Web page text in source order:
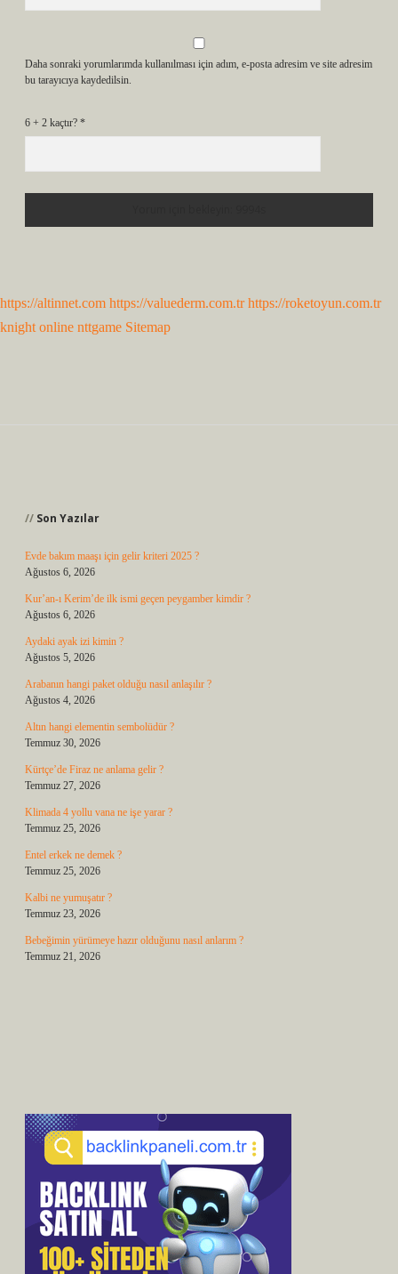
Daha sonraki yorumlarımda kullanılması için adım, e-posta adresim ve site adresim
bu tarayıcıya kaydedilsin.
6 + 2 kaçtır? *
https://altinnet.com https://valuederm.com.tr https://roketoyun.com.tr
knight online nttgame Sitemap
Son Yazılar
Evde bakım maaşı için gelir kriteri 2025 ?
Ağustos 6, 2026
Kur’an-ı Kerim’de ilk ismi geçen peygamber kimdir ?
Ağustos 6, 2026
Aydaki ayak izi kimin ?
Ağustos 5, 2026
Arabanın hangi paket olduğu nasıl anlaşılır ?
Ağustos 4, 2026
Altın hangi elementin sembolüdür ?
Temmuz 30, 2026
Kürtçe’de Firaz ne anlama gelir ?
Temmuz 27, 2026
Klimada 4 yollu vana ne işe yarar ?
Temmuz 25, 2026
Entel erkek ne demek ?
Temmuz 25, 2026
Kalbi ne yumuşatır ?
Temmuz 23, 2026
Bebeğimin yürümeye hazır olduğunu nasıl anlarım ?
Temmuz 21, 2026